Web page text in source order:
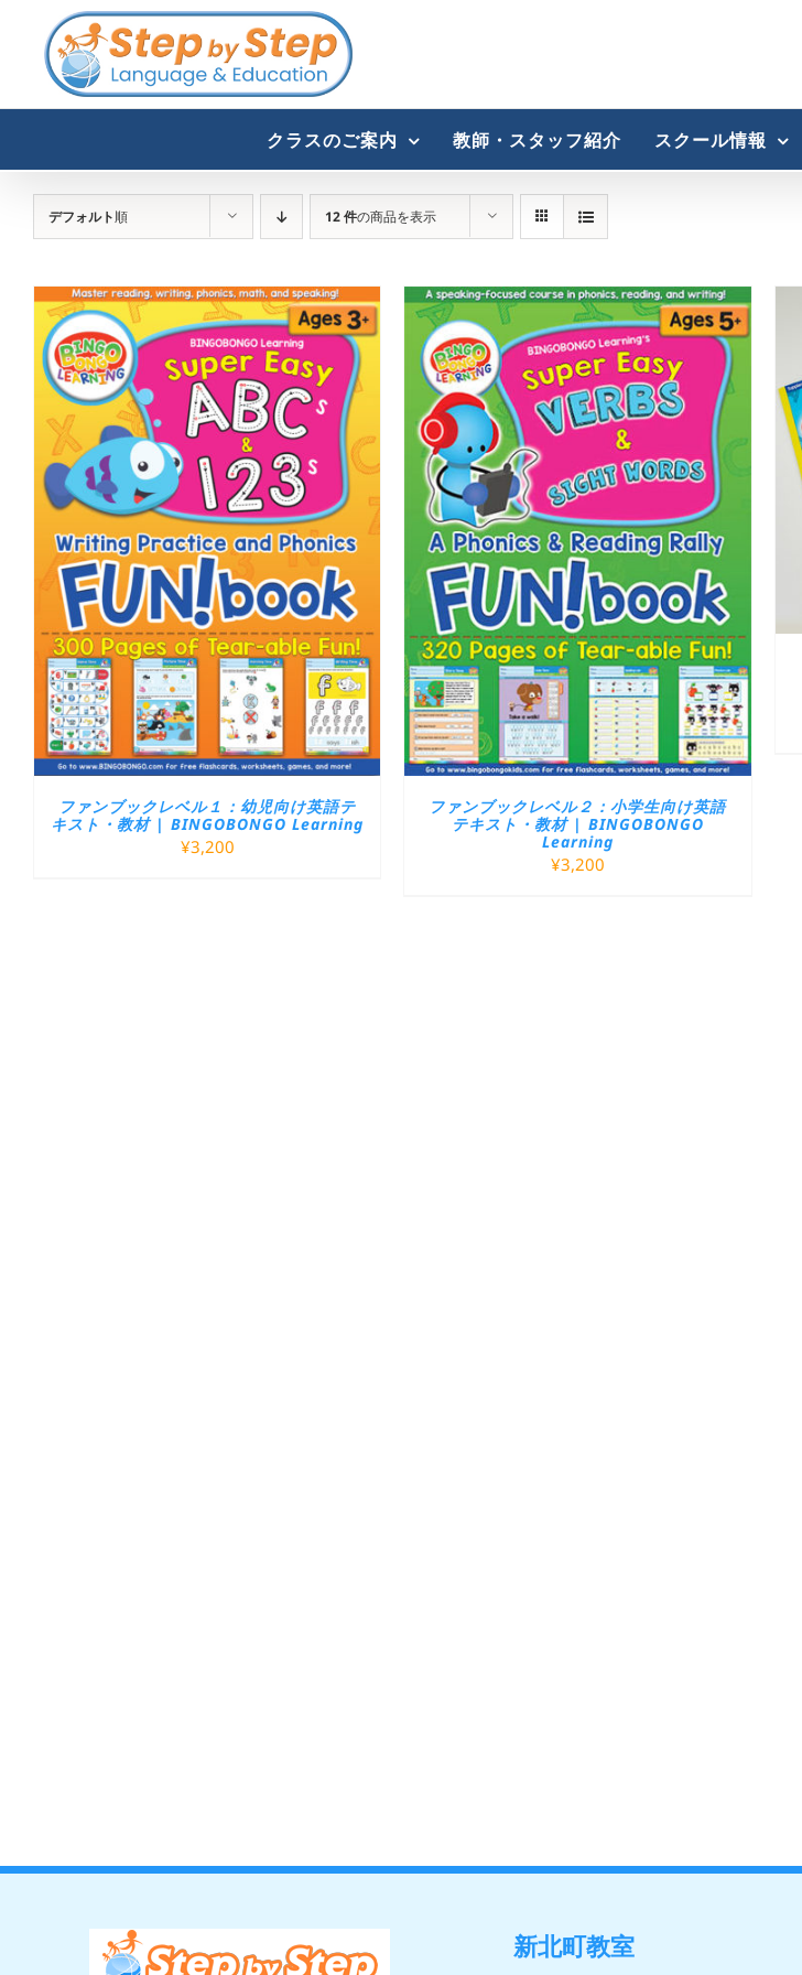
content
クラスのご案内 教師・スタッフ紹介 スクール情報
デフォルト順 12 件の商品を表示
ファンブックレベル１：幼児向け英語テ
キスト・教材 | BINGOBONGO Learning
¥3,200
ファンブックレベル２：小学生向け英語
テキスト・教材 | BINGOBONGO
Learning
¥3,200
新北町教室